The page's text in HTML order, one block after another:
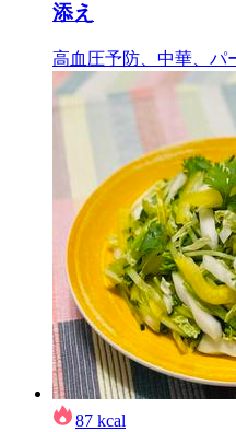
添え
高血圧予防、中華、パ
87 kcal